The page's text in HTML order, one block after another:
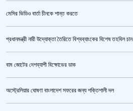
মেসির ভিডিও বার্তা চীনকে শান্ত করতে
প্রধানমন্ত্রী নারী উদ্যোক্তা তৈরিতে বিশ্বব্যাংকের বিশেষ তহবিল চান
বাম জোটের দেশব্যাপী বিক্ষোভের ডাক
অস্ট্রেলিয়ার ঘোষণা বাংলাদেশ সফরের জন্য শক্তিশালী দল